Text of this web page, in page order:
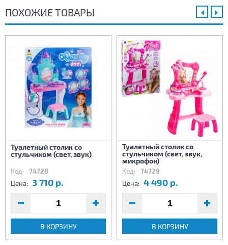
ПОХОЖИЕ ТОВАРЫ
Туалетный столик со
стульчиком (свет, звук)
Код: 74728
Цена: 3 710 р.
В КОРЗИНУ
Туалетный столик со
стульчиком (свет, звук,
микрофон)
Код: 74729
Цена: 4 490 р.
В КОРЗИНУ